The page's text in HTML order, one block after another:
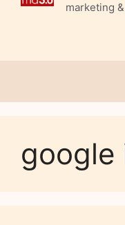
marketing
google